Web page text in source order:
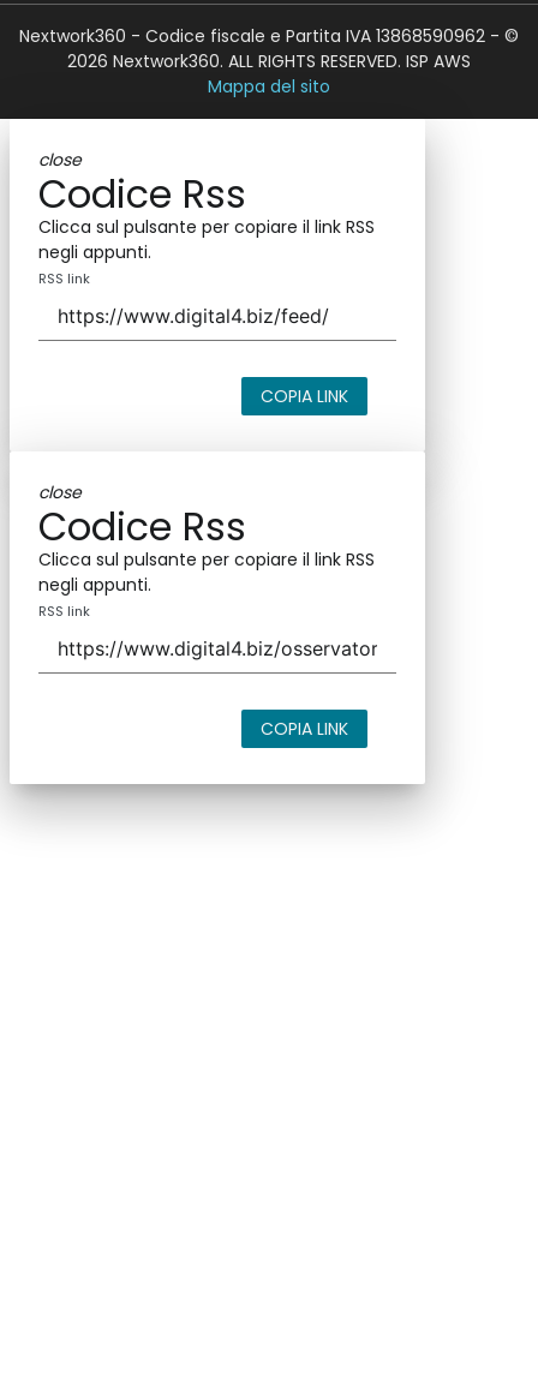
Nextwork360 - Codice fiscale e Partita IVA 13868590962 - ©
2026 Nextwork360. ALL RIGHTS RESERVED. ISP AWS
Mappa del sito
close
Codice Rss
Clicca sul pulsante per copiare il link RSS
negli appunti.
RSS link
COPIA LINK
close
Codice Rss
Clicca sul pulsante per copiare il link RSS
negli appunti.
RSS link
COPIA LINK